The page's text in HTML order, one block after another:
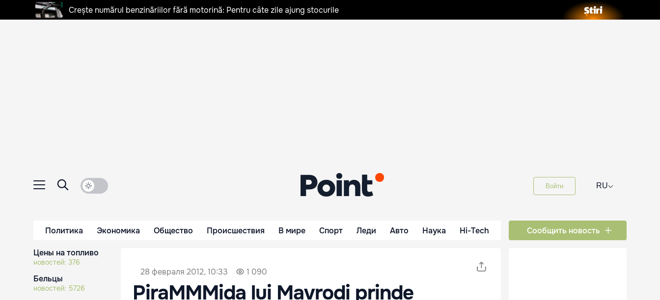
Crește numărul benzinăriilor fără motorină: Pentru câte zile ajung stocurile
Войти RU⌵
Политика Экономика Общество Происшествия В мире Спорт Леди Авто Наука Hi-Tech Сообщить новость
Цены на топливо
новостей: 376
Бельцы
новостей: 5726
28 февраля 2012, 10:33 1 090
PiraMMMida lui Mavrodi prinde